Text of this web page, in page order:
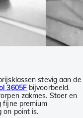
stevig aan de
3605Fbijvoorbeeld.
zakmes. Stoer en
fijne premium
on point is.